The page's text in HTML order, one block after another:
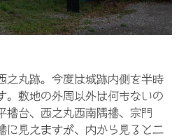
之丸跡。今度は城跡内側を半時
。敷地の外周以外は何もないの
櫓台、西之丸西南隅櫓、宗門
に見えますが、内から見ると二